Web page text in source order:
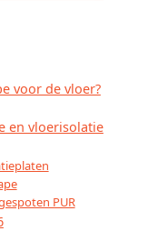
voor de vloer?
en vloerisolatie
PUR